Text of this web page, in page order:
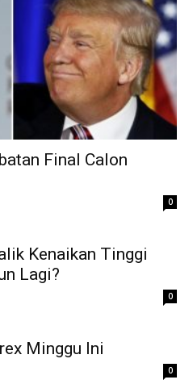
Final Calon
0
Kenaikan Tinggi
Lagi?
0
Minggu Ini
0